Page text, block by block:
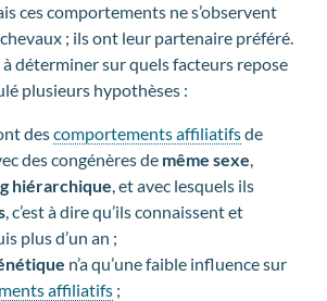
ces comportements ne s’observent
; ils ont leur partenaire préféré.
à déterminer sur quels facteurs repose
plusieurs hypothèses :
descomportements affiliatifsde
des congénères de même sexe,
hiérarchique, et avec lesquels ils
, c’est à dire qu’ils connaissent et
plus d’un an ;
n’a qu’une faible influence sur
affiliatifs ;